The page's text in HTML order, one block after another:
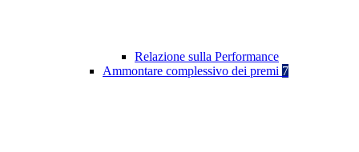
Relazione sulla Performance
Ammontare complessivo dei premi 7